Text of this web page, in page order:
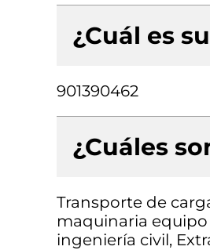
¿Cuál es
901390462
¿Cuáles
Transporte de
maquinaria equipo
ingeniería civil,